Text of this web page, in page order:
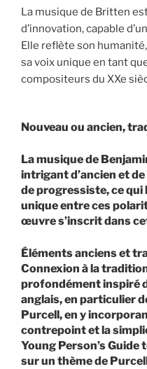
La musique de Britten
d’innovation, capable
Elle reflète son
sa voix unique en tant
compositeurs du XXe
Nouveau ou ancien,
La musique de
intrigant d’ancien et
de progressiste, ce
unique entre ces
œuvre s’inscrit dans
Éléments anciens et
Connexion à la
profondément inspiré
anglais, en particulier
Purcell, en y
contrepoint et la
Young Person’s
sur un thème de